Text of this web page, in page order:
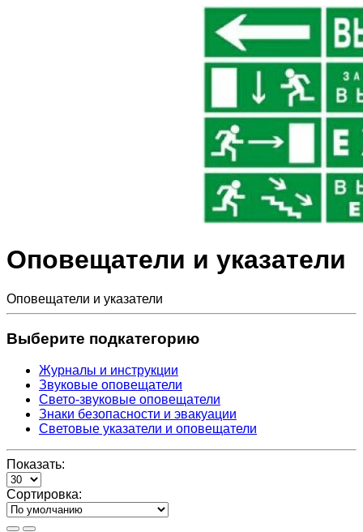
Оповещатели и указатели
Оповещатели и указатели
Выберите подкатегорию
Журналы и инструкции
Звуковые оповещатели
Свето-звуковые оповещатели
Знаки безопасности и эвакуации
Световые указатели и оповещатели
Показать:
Сортировка: